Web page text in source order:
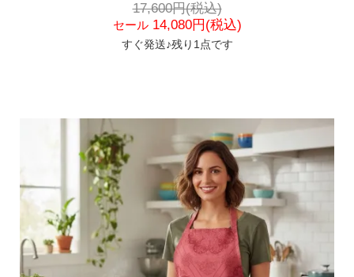
17,600円(税込)
セール14,080円(税込)
すぐ発送♪残り1点です